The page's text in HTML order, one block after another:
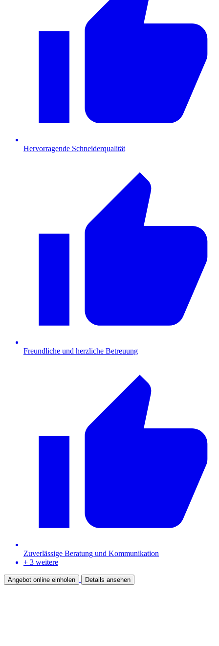
Hervorragende Schneiderqualität
Freundliche und herzliche Betreuung
Zuverlässige Beratung und Kommunikation
+ 3 weitere
Angebot online einholen Details ansehen